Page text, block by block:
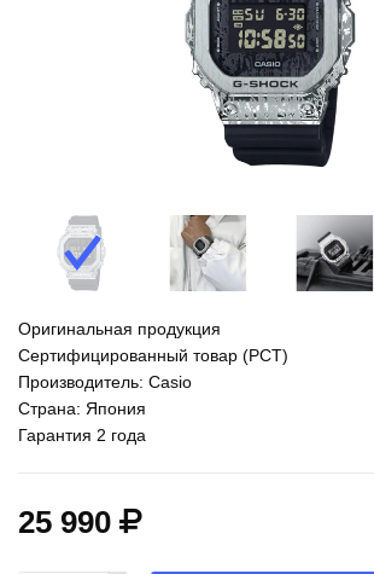
Оригинальная продукция
Сертифицированный товар (РСТ)
Производитель: Casio
Страна: Япония
Гарантия 2 года
25 990